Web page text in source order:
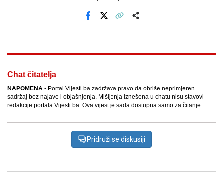
Chat čitatelja
NAPOMENA - Portal Vijesti.ba zadržava pravo da obriše neprimjeren
sadržaj bez najave i objašnjenja. Mišljenja iznešena u chatu nisu stavovi
redakcije portala Vijesti.ba. Ova vijest je sada dostupna samo za čitanje.
Pridruži se diskusiji